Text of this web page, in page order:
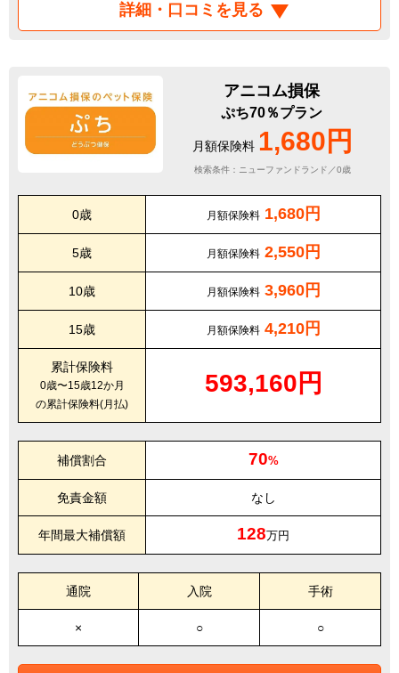
詳細・口コミを見る
アニコム損保
ぷち70％プラン
月額保険料 1,680円
検索条件：ニューファンドランド／0歳
0歳 月額保険料 1,680円
5歳 月額保険料 2,550円
10歳 月額保険料 3,960円
15歳 月額保険料 4,210円
累計保険料
0歳〜15歳12か月
の累計保険料(月払)
593,160円
補償割合 70%
免責金額 なし
年間最大補償額 128万円
通院 入院 手術
× ○ ○